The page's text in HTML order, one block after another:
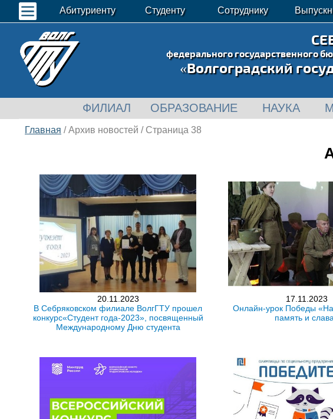
Абитуриенту Студенту Сотруднику
федерального государственного
«Волгоградский
ФИЛИАЛ ОБРАЗОВАНИЕ НАУКА
Главная / Архив новостей / Страница 38
20.11.2023
В Себряковском филиале ВолгГТУ прошел
конкурс«Студент года-2023», посвященный
Международному Дню студента
17.11.2023
Онлайн-урок Победы
память и